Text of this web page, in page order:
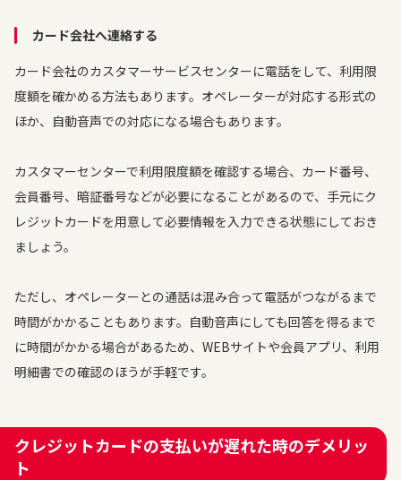
カード会社へ連絡する
カード会社のカスタマーサービスセンターに電話をして、利用限
度額を確かめる方法もあります。オペレーターが対応する形式の
ほか、自動音声での対応になる場合もあります。
カスタマーセンターで利用限度額を確認する場合、カード番号、
会員番号、暗証番号などが必要になることがあるので、手元にク
レジットカードを用意して必要情報を入力できる状態にしておき
ましょう。
ただし、オペレーターとの通話は混み合って電話がつながるまで
時間がかかることもあります。自動音声にしても回答を得るまで
に時間がかかる場合があるため、WEBサイトや会員アプリ、利用
明細書での確認のほうが手軽です。
クレジットカードの支払いが遅れた時のデメリッ
ト